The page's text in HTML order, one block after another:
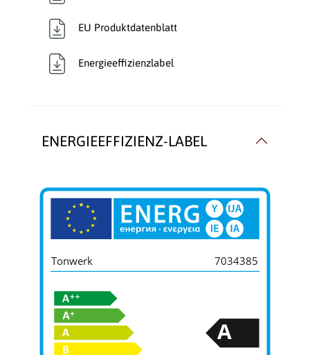
EU Produktdatenblatt
Energieeffizienzlabel
ENERGIEEFFIZIENZ-LABEL
Tonwerk 7034385
A